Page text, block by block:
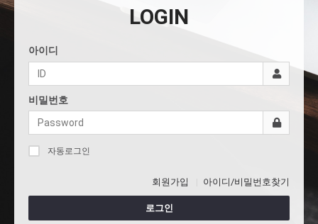
LOGIN
아이디
비밀번호
자동로그인
회원가입 아이디/비밀번호찾기
로그인